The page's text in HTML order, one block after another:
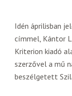
Idén áprilisban
címmel, Kántor
Kriterion kiadó
szerzővel a mű
beszélgetett